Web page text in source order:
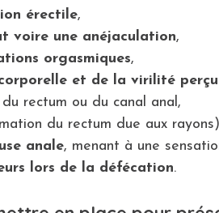
érectile,
voire une anéjaculation,
orgasmiques,
et de la virilité
du rectum ou du canal anal,
du rectum due aux
anale, menant à une
lors de la défécation.